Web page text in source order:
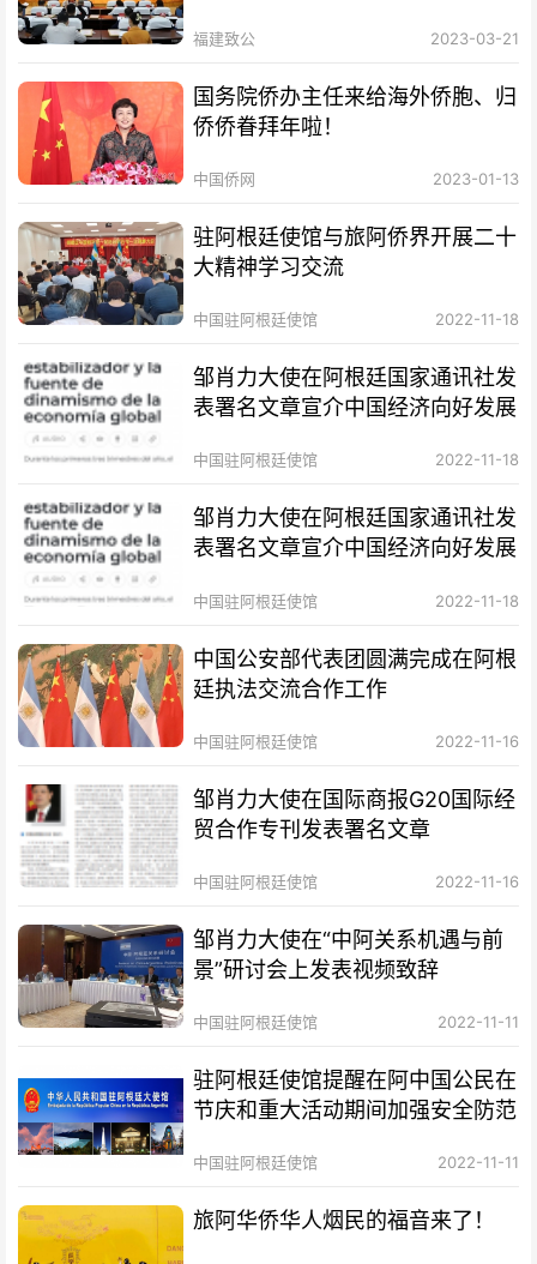
福建致公 2023-03-21
国务院侨办主任来给海外侨胞、归
侨侨眷拜年啦！
中国侨网 2023-01-13
驻阿根廷使馆与旅阿侨界开展二十
大精神学习交流
中国驻阿根廷使馆 2022-11-18
邹肖力大使在阿根廷国家通讯社发
表署名文章宣介中国经济向好发展
中国驻阿根廷使馆 2022-11-18
邹肖力大使在阿根廷国家通讯社发
表署名文章宣介中国经济向好发展
中国驻阿根廷使馆 2022-11-18
中国公安部代表团圆满完成在阿根
廷执法交流合作工作
中国驻阿根廷使馆 2022-11-16
邹肖力大使在国际商报G20国际经
贸合作专刊发表署名文章
中国驻阿根廷使馆 2022-11-16
邹肖力大使在“中阿关系机遇与前
景”研讨会上发表视频致辞
中国驻阿根廷使馆 2022-11-11
驻阿根廷使馆提醒在阿中国公民在
节庆和重大活动期间加强安全防范
中国驻阿根廷使馆 2022-11-11
旅阿华侨华人烟民的福音来了！